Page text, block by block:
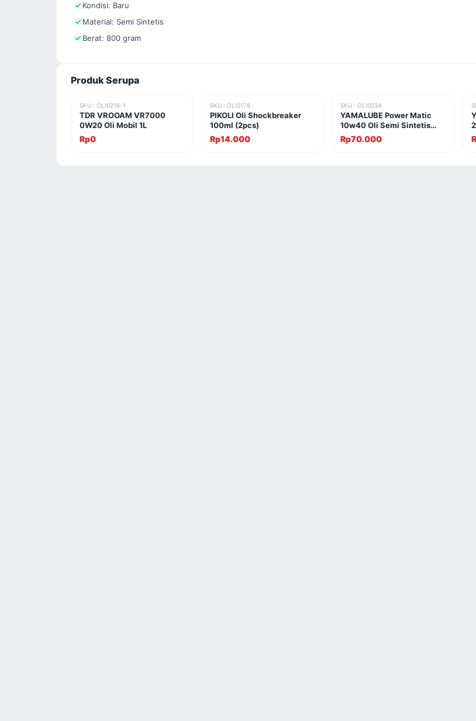
Kondisi: Baru
Material: Semi Sintetis
Berat: 800 gram
Produk Serupa
SKU : OLI0216-1
TDR VROOAM VR7000
0W20 Oli Mobil 1L
Rp0
SKU : OLI0178
PIKOLI Oli Shockbreaker
100ml (2pcs)
Rp14.000
SKU : OLI0234
YAMALUBE Power Matic
10w40 Oli Semi Sintetis
0.8L
Rp70.000